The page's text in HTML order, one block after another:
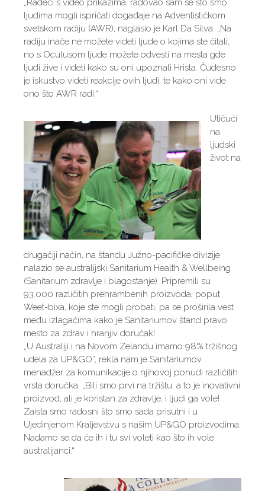
„Radeći s video prikazima, radovao sam se što smo
ljudima mogli ispričati događaje na Adventističkom
svetskom radiju (AWR), naglasio je Karl Da Silva. „Na
radiju inače ne možete videti ljude o kojima ste čitali,
no s Oculusom ljude možete odvesti na mesta gde
ljudi žive i videti kako su oni upoznali Hrista. Čudesno
je iskustvo videti reakcije ovih ljudi, te kako oni vide
ono što AWR radi.“
Utičući
na
ljudski
život na
drugačiji način, na štandu Južno-pacifičke divizije
nalazio se australijski Sanitarium Health & Wellbeing
(Sanitarium zdravlje i blagostanje). Pripremili su
93.000 različitih prehrambenih proizvoda, poput
Weet-bixa, koje ste mogli probati, pa se proširila vest
među izlagačima kako je Sanitariumov štand pravo
mesto za zdrav i hranjiv doručak!
„U Australiji i na Novom Zelandu imamo 98% tržišnog
udela za UP&GO”, rekla nam je Sanitariumov
menadžer za komunikacije o njihovoj ponudi različitih
vrsta doručka. „Bili smo prvi na tržištu, a to je inovativni
proizvod, ali je koristan za zdravlje, i ljudi ga vole!
Zaista smo radosni što smo sada prisutni i u
Ujedinjenom Kraljevstvu s našim UP&GO proizvodima.
Nadamo se da će ih i tu svi voleti kao što ih vole
australijanci.“